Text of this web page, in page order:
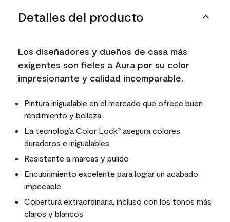
Detalles del producto
Los diseñadores y dueños de casa más
exigentes son fieles a Aura por su color
impresionante y calidad incomparable.
Pintura inigualable en el mercado que ofrece buen
rendimiento y belleza
La tecnología Color Lock® asegura colores
duraderos e inigualables
Resistente a marcas y pulido
Encubrimiento excelente para lograr un acabado
impecable
Cobertura extraordinaria, incluso con los tonos más
claros y blancos